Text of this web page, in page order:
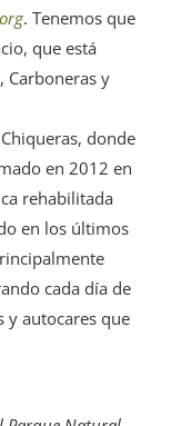
. Tenemos que
que está
Carboneras y
donde
en 2012 en
rehabilitada
en los últimos
cada día de
y autocares que